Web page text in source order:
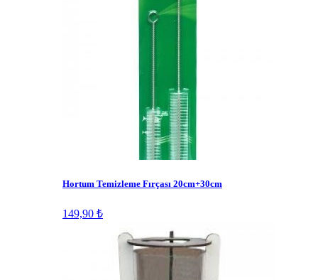
Hortum Temizleme Fırçası 20cm+30cm
149,90 ₺